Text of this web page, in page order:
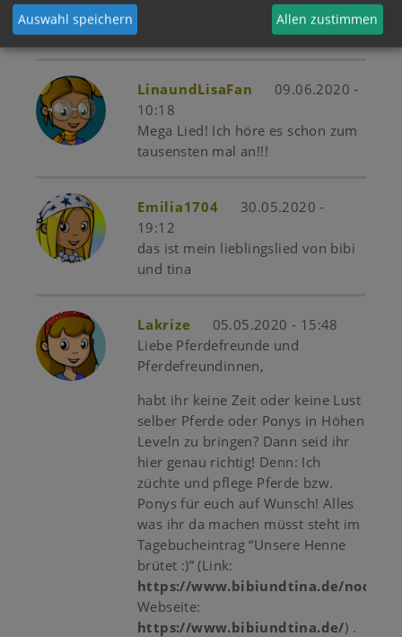
LinaundLisaFan
09.06.2020 -
10:18
Mega Lied! Ich höre es schon zum
tausensten mal an!!!
Emilia1704
30.05.2020 -
19:12
das ist mein lieblingslied von bibi
und tina
Lakrize
05.05.2020 - 15:48
Liebe Pferdefreunde und
Pferdefreundinnen,
habt ihr keine Zeit oder keine Lust
selber Pferde oder Ponys in Höhen
Leveln zu bringen? Dann seid ihr
hier genau richtig! Denn: Ich
züchte und pflege Pferde bzw.
Ponys für euch auf Wunsch! Alles
was ihr da machen müsst steht im
Tagebucheintrag “Unsere Henne
brütet :)” (Link:
https://www.bibiundtina.de/node/
Webseite:
https://www.bibiundtina.de/) .
Auswahl speichern Allen zustimmen